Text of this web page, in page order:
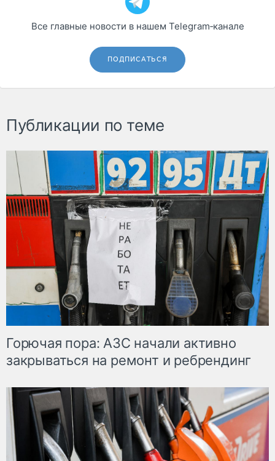
Все главные новости в нашем Telegram‑канале
ПОДПИСАТЬСЯ
Публикации по теме
Горючая пора: АЗС начали активно
закрываться на ремонт и ребрендинг